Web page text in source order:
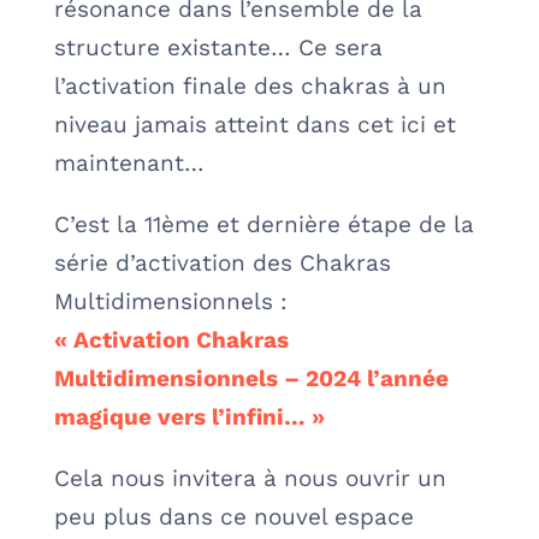
résonance dans l’ensemble de la
structure existante… Ce sera
l’activation finale des chakras à un
niveau jamais atteint dans cet ici et
maintenant…
C’est la 11ème et dernière étape de la
série d’activation des Chakras
Multidimensionnels :
« Activation Chakras
Multidimensionnels – 2024 l’année
magique vers l’infini… »
Cela nous invitera à nous ouvrir un
peu plus dans ce nouvel espace